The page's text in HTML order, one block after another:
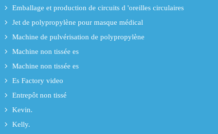
Emballage et production de circuits d 'oreilles circulaires
Jet de polypropylène pour masque médical
Machine de pulvérisation de polypropylène
Machine non tissée es
Machine non tissée es
Es Factory video
Entrepôt non tissé
Kevin.
Kelly.